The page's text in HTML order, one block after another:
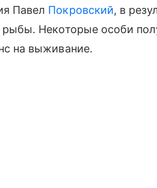
Павел Покровский, в
рыбы. Некоторые особи
на выживание.